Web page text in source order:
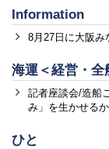
Information
8月27日に大阪み
海運＜経営・全
記者座談会/造船
み」を生かせるか
ひと